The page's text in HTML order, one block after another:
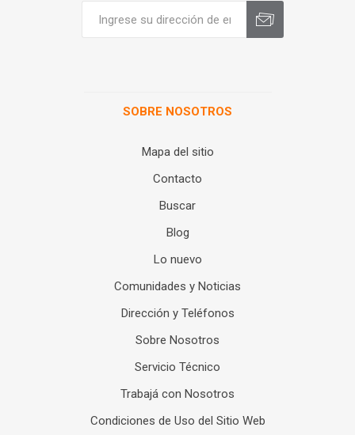
SOBRE NOSOTROS
Mapa del sitio
Contacto
Buscar
Blog
Lo nuevo
Comunidades y Noticias
Dirección y Teléfonos
Sobre Nosotros
Servicio Técnico
Trabajá con Nosotros
Condiciones de Uso del Sitio Web